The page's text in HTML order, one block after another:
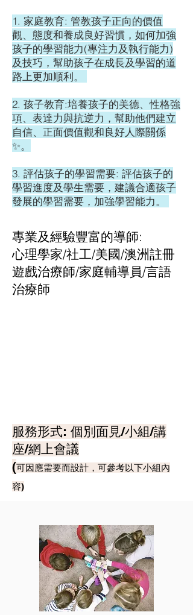
1. 家庭教育: 管教孩子正向的價值
觀、態度和養成良好習慣，如何加強
孩子的學習能力(專注力及執行能力)
及技巧，幫助孩子在成長及學習的道
路上更加順利。
2. 孩子教育:培養孩子的美德、性格強
項、表達力與抗逆力，幫助他們建立
自信、正面價值觀和良好人際關係
✨。
3. 評估孩子的學習需要: 評估孩子的
學習進度及學生需要，建議合適孩子
發展的學習需要，加強學習能力。
​專業及經驗豐富的導師:
心理學家/社工/美國/澳洲註冊
遊戲治療師/家庭輔導員/言語
治療師
​服務形式: 個別面見/小組/講
座/網上會議
(可因應需要而設計，可參考以下小組內
容)